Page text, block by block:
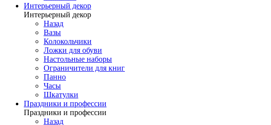
Интерьерный декор
Интерьерный декор
Назад
Вазы
Колокольчики
Ложки для обуви
Настольные наборы
Ограничители для книг
Панно
Часы
Шкатулки
Праздники и профессии
Праздники и профессии
Назад